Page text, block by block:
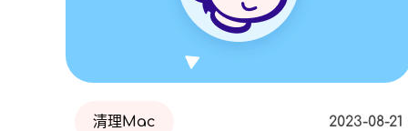
清理Mac 2023-08-21